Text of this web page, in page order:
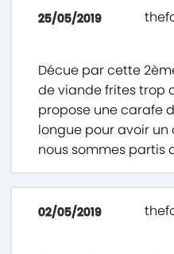
25/05/2019
Décue par cette
de viande frites trop
propose une carafe
longue pour avoir
nous sommes partis
02/05/2019